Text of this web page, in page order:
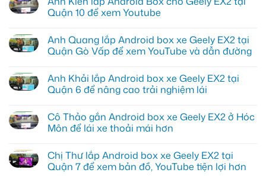
Quận 10 để xem Youtube
bình
luận
ở
lắp
Android
Box
EX2
tại
Quận
xem
Youtube
Anh Quang lắp Android box xe Geely EX2 tại
Quận Gò Vấp để xem YouTube và dẫn đường
bình
luận
ở
lắp
Android
box
EX2
tại
Quận
Anh Khải lắp Android box xe Geely EX2 tại
Quận 6 để nâng cao trải nghiệm lái
bình
luận
ở
lắp
Android
box
Cô Thảo gắn Android box xe Geely EX2 ở Hóc
Môn để lái xe thoải mái hơn
bình
luận
ở
Chị Thư lắp Android box xe Geely EX2 tại
Quận 7 để xem bản đồ, YouTube tiện lợi hơn